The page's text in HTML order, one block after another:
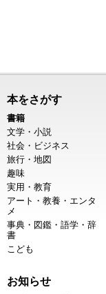
本をさがす
書籍
文学・小説
社会・ビジネス
旅行・地図
趣味
実用・教育
アート・教養・エンタ
メ
事典・図鑑・語学・辞
書
こども
お知らせ